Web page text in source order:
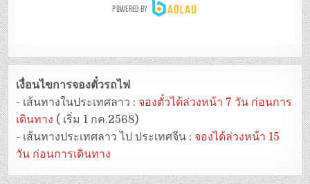
เงื่อนไขการจองตั๋วรถไฟ
- เส้นทางในประเทศลาว : จองตั๋วได้ล่วงหน้า 7 วัน ก่อนการ
เดินทาง ( เริ่ม 1 กค.2568)
- เส้นทางประเทศลาว ไป ประเทศจีน : จองได้ล่วงหน้า 15
วัน ก่อนการเดินทาง